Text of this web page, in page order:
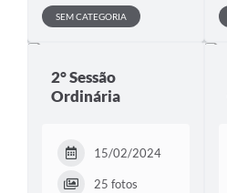
SEM CATEGORIA
2° Sessão
Ordinária
15/02/2024
25 fotos